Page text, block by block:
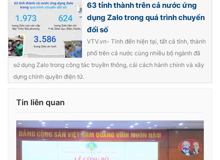
VTV Money VTV Thể thao
VTV Sức khoẻ Bất động sản
Thị trường 24h Tấm lòng Việt
VTV4
VTV9 VTV8
Liên hệ tòa soạn English
63 tỉnh thành trên cả nước ứng
dụng Zalo trong quá trình chuyển
đổi số
VTV.vn- Tính đến hiện tại, tất cả tỉnh, thành
phố trên cả nước cùng nhiều bộ ngành đã
sử dụng Zalo trong công tác truyền thông, cải cách hành chính và xây
dựng chính quyền điện tử.
Tin liên quan